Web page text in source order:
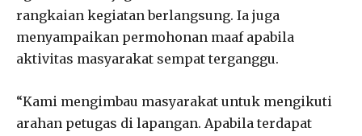
rangkaian kegiatan berlangsung. Ia juga
menyampaikan permohonan maaf apabila
aktivitas masyarakat sempat terganggu.
“Kami mengimbau masyarakat untuk mengikuti
arahan petugas di lapangan. Apabila terdapat